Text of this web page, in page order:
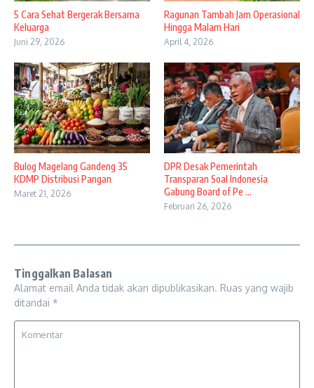
5 Cara Sehat Bergerak Bersama
Keluarga
Juni 29, 2026
Ragunan Tambah Jam Operasional
Hingga Malam Hari
April 4, 2026
Bulog Magelang Gandeng 35
KDMP Distribusi Pangan
Maret 21, 2026
DPR Desak Pemerintah
Transparan Soal Indonesia
Gabung Board of Pe ...
Februari 26, 2026
Tinggalkan Balasan
Alamat email Anda tidak akan dipublikasikan. Ruas yang wajib
ditandai *